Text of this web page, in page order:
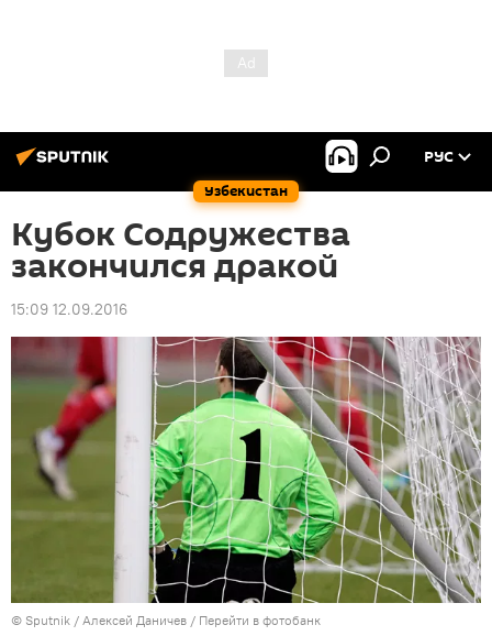
Узбекистан
РУС
Кубок Содружества
закончился дракой
15:09 12.09.2016
© Sputnik / Алексей Даничев / Перейти в фотобанк